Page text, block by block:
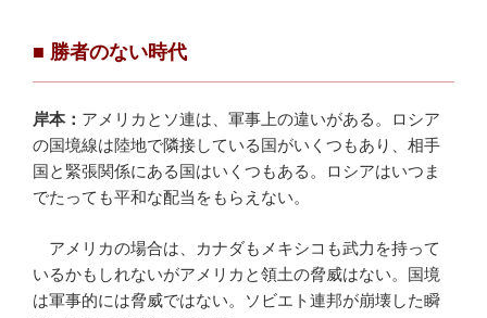
■ 勝者のない時代
岸本： アメリカとソ連は、軍事上の違いがある。ロシア
の国境線は陸地で隣接している国がいくつもあり、相手
国と緊張関係にある国はいくつもある。ロシアはいつま
でたっても平和な配当をもらえない。
アメリカの場合は、カナダもメキシコも武力を持って
いるかもしれないがアメリカと領土の脅威はない。国境
は軍事的には脅威ではない。ソビエト連邦が崩壊した瞬